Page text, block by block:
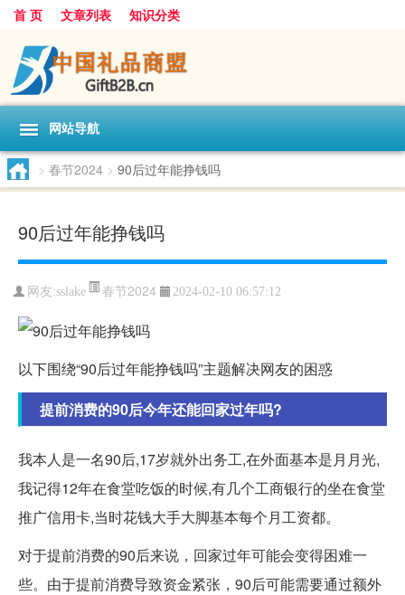
首 页 文章列表 知识分类
网站导航
> 春节2024 > 90后过年能挣钱吗
90后过年能挣钱吗
网友:sslake 春节2024 2024-02-10 06:57:12
以下围绕“90后过年能挣钱吗”主题解决网友的困惑
提前消费的90后今年还能回家过年吗?
我本人是一名90后,17岁就外出务工,在外面基本是月月光,
我记得12年在食堂吃饭的时候,有几个工商银行的坐在食堂
推广信用卡,当时花钱大手大脚基本每个月工资都。
对于提前消费的90后来说，回家过年可能会变得困难一
些。由于提前消费导致资金紧张，90后可能需要通过额外